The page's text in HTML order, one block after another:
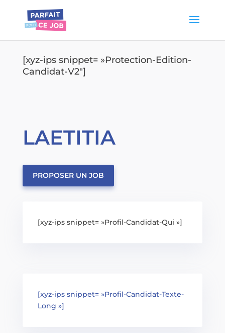
[xyz-ips snippet= »Protection-Edition-
Candidat-V2″]
LAETITIA
PROPOSER UN JOB
[xyz-ips snippet= »Profil-Candidat-Qui »]
[xyz-ips snippet= »Profil-Candidat-Texte-
Long »]